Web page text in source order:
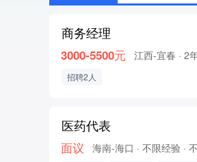
商务经理
3000-5500元 江西-宜春 · 2
招聘2人
医药代表
面议 海南-海口 · 不限经验 ·